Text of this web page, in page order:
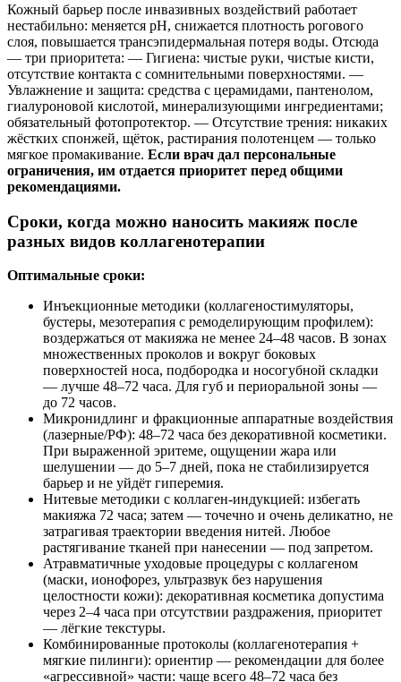
Кожный барьер после инвазивных воздействий работает
нестабильно: меняется pH, снижается плотность рогового
слоя, повышается трансэпидермальная потеря воды. Отсюда
— три приоритета: — Гигиена: чистые руки, чистые кисти,
отсутствие контакта с сомнительными поверхностями. —
Увлажнение и защита: средства с церамидами, пантенолом,
гиалуроновой кислотой, минерализующими ингредиентами;
обязательный фотопротектор. — Отсутствие трения: никаких
жёстких спонжей, щёток, растирания полотенцем — только
мягкое промакивание. Если врач дал персональные
ограничения, им отдается приоритет перед общими
рекомендациями.
Сроки, когда можно наносить макияж после
разных видов коллагенотерапии
Оптимальные сроки:
Инъекционные методики (коллагеностимуляторы,
бустеры, мезотерапия с ремоделирующим профилем):
воздержаться от макияжа не менее 24–48 часов. В зонах
множественных проколов и вокруг боковых
поверхностей носа, подбородка и носогубной складки
— лучше 48–72 часа. Для губ и периоральной зоны —
до 72 часов.
Микронидлинг и фракционные аппаратные воздействия
(лазерные/РФ): 48–72 часа без декоративной косметики.
При выраженной эритеме, ощущении жара или
шелушении — до 5–7 дней, пока не стабилизируется
барьер и не уйдёт гиперемия.
Нитевые методики с коллаген-индукцией: избегать
макияжа 72 часа; затем — точечно и очень деликатно, не
затрагивая траектории введения нитей. Любое
растягивание тканей при нанесении — под запретом.
Атравматичные уходовые процедуры с коллагеном
(маски, ионофорез, ультразвук без нарушения
целостности кожи): декоративная косметика допустима
через 2–4 часа при отсутствии раздражения, приоритет
— лёгкие текстуры.
Комбинированные протоколы (коллагенотерапия +
мягкие пилинги): ориентир — рекомендации для более
«агрессивной» части: чаще всего 48–72 часа без